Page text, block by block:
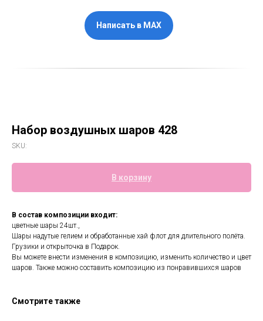
Написать в MAX
Набор воздушных шаров 428
SKU:
В корзину
В состав композиции входит:
цветные шары 24шт.,
Шары надутые гелием и обработанные хай флот для длительного полёта.
Грузики и открыточка в Подарок.
Вы можете внести изменения в композицию, изменить количество и цвет
шаров. Также можно составить композицию из понравившихся шаров
Смотрите также